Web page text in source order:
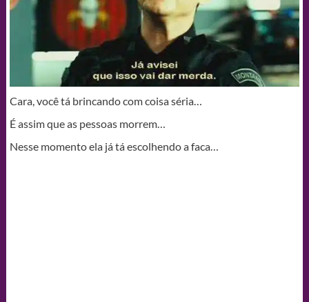
Cara, você tá brincando com coisa séria…
É assim que as pessoas morrem…
Nesse momento ela já tá escolhendo a faca…